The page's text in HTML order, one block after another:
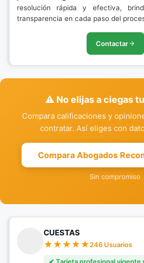
resolución rápida y efectiva,
transparencia en cada paso del
Contactar
⚠️ No elijas a ciegas
Compara calificaciones y
contratar. Así eliges con
Compara Abogados
Sin compromiso
CUESTAS
246 Usuarios